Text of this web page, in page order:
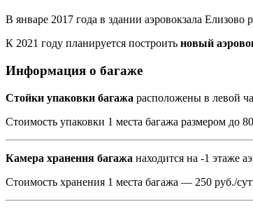
В январе 2017 года в здании аэровокзала
К 2021 году планируется построить новый
Информация о багаже
Стойки упаковки багажа расположены в левой
Стоимость упаковки 1 места багажа размером до
Камера хранения багажа находится на -1 этаже
Стоимость хранения 1 места багажа — 250 руб./